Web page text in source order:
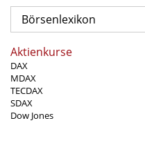
Börsenlexikon
Aktienkurse
DAX
MDAX
TECDAX
SDAX
Dow Jones